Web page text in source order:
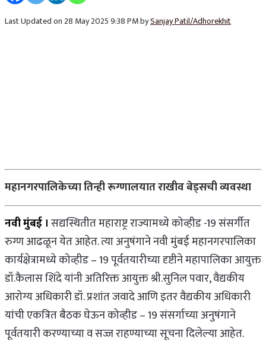
Last Updated on 28 May 2025 9:38 PM bySanjay Patil/Adhorekhit
महानगरपालिकेच्या तिन्ही रूग्णालयात राखीव बेड्सची व्यवस्था
नवी मुंबई ।सद्यस्थितीत महाराष्ट्र राज्यामध्ये कोव्हीड -19 संसर्गीत
रुग्ण आढळून येत आहेत. त्या अनुषंगाने नवी मुंबई महानगरपालिका
कार्यक्षेत्रामध्ये कोव्हीड – 19 पूर्वतयारीच्या दृष्टीने महापालिका आयुक्त
डॉ.कैलास शिंदे यांनी अतिरिक्त आयुक्त श्री.सुनिल पवार, वैद्यकीय
आरोग्य अधिकारी डॉ. प्रशांत जवादे आणि इतर वैद्यकीय अधिकारी
यांची एकत्रित बैठक घेऊन कोव्हीड – 19 संसर्गाच्या अनुषंगाने
पूर्वतयारी करण्याच्या व सज्ज राहण्याच्या सूचना दिलेल्या आहेत.